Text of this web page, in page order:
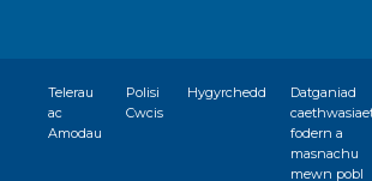
Telerau
ac
Amodau
Polisi
Cwcis
Hygyrchedd
Datganiad
fodern a
masnachu
mewn pobl